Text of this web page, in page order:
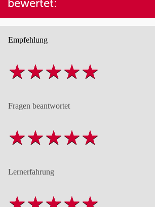
bewertet:
Empfehlung
Fragen beantwortet
Lernerfahrung